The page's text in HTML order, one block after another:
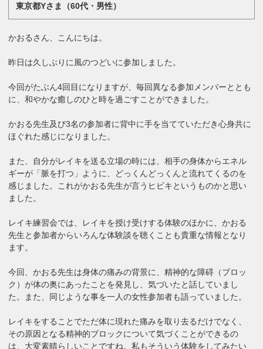
東京都Yさま（60代・男性）
かおるさん、こんにちは。
昨日は久しぶりに風のつどいに参加しました。
今回がたぶん4回目になりますが、毎回異なる参加メンバーととも
に、和やかな癒しのひと時を過ごすことができました。
かおる先生及び3名の参加者に背中に手を当てていただき心身共に
ほぐれた感じになりました。
また、自分がレイキを送る立場の時には、相手の身体からエネル
ギーが「脈を打つ」ように、どっくんどっくんと流れてくるのを
感じました。これがかおる先生が言うヒビキというものかと思い
ました。
レイキ練習会では、レイキを授け受けする体験のほかに、かおる
先生と参加者からいろんな体験談を聴くことも貴重な情報となり
ます。
今回、かおる先生は身体の痛みの背景に、精神的な障碍（ブロッ
ク）が体の奥にあったことを発見し、気づいたと話していまし
た。また、同じような事を一人の女性参加者も語っていました。
レイキをすることでただ体に現れた痛みを取り去るだけでなく、
その原因となる精神的ブロックについて気づくことができるの
は、大変素晴らしいことですね。私もそういう体験をしてみたい